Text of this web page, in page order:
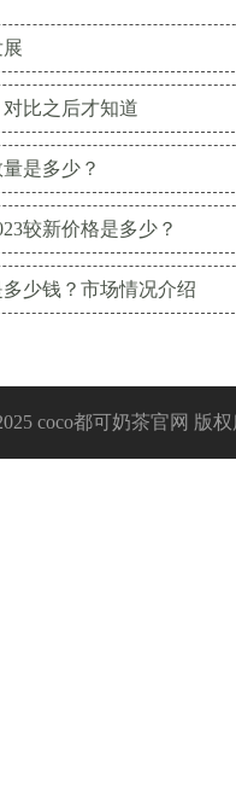
比之后才知道
是多少？
较新价格是多少？
少钱？市场情况介绍
coco都可奶茶官网 版